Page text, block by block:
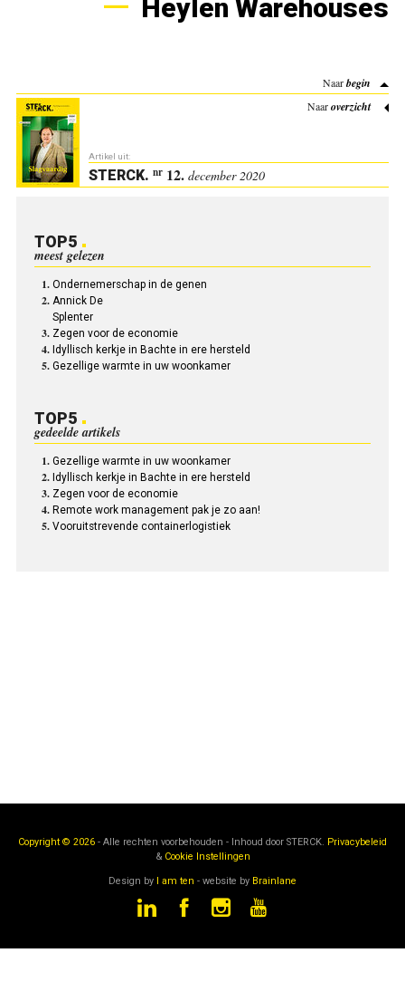
Heylen Warehouses
Naarbegin
Naaroverzicht
Artikel uit:
STERCK. nr12. december 2020
TOP5
meest gelezen
Ondernemerschap in de genen
Annick De
Splenter
Zegen voor de economie
Idyllisch kerkje in Bachte in ere hersteld
Gezellige warmte in uw woonkamer
TOP5
gedeelde artikels
Gezellige warmte in uw woonkamer
Idyllisch kerkje in Bachte in ere hersteld
Zegen voor de economie
Remote work management pak je zo aan!
Vooruitstrevende containerlogistiek
Copyright © 2026 - Alle rechten voorbehouden - Inhoud door STERCK. Privacybeleid
& Cookie Instellingen
Design by I am ten - website by Brainlane